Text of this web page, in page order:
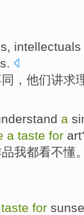
, intellectuals
.
，他们讲求
a
a taste for art
我都看不懂
taste for